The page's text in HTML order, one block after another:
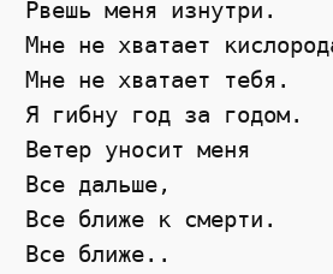
Рвешь меня изнутри.
Мне не хватает
Мне не хватает тебя.
Я гибну год за годом.
Ветер уносит меня
Все дальше,
Все ближе к смерти.
Все ближе..